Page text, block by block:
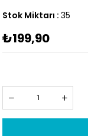
Stok Miktarı : 35
₺199,90